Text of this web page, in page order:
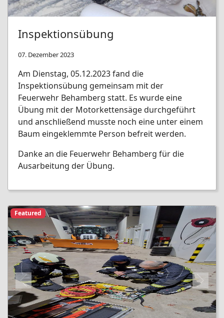
Inspektionsübung
07. Dezember 2023
Am Dienstag, 05.12.2023 fand die
Inspektionsübung gemeinsam mit der
Feuerwehr Behamberg statt. Es wurde eine
Übung mit der Motorkettensäge durchgeführt
und anschließend musste noch eine unter einem
Baum eingeklemmte Person befreit werden.
Danke an die Feuerwehr Behamberg für die
Ausarbeitung der Übung.
Previous Next
Featured